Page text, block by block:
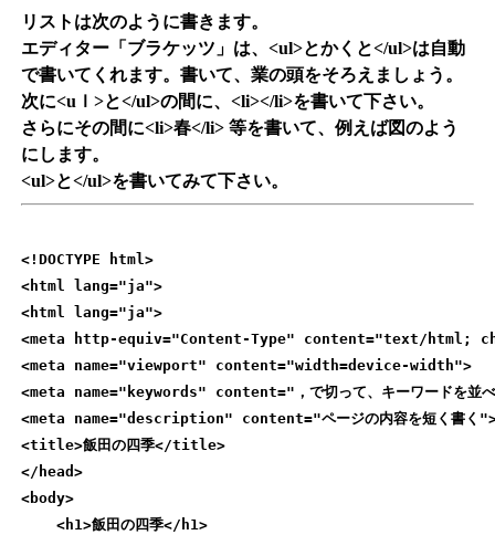
リストは次のように書きます。
エディター「ブラケッツ」は、<ul>とかくと</ul>は自動
で書いてくれます。書いて、業の頭をそろえましょう。
次に<uｌ>と</ul>の間に、<li></li>を書いて下さい。
さらにその間に<li>春</li> 等を書いて、例えば図のよう
にします。
<ul>と</ul>を書いてみて下さい。
<!DOCTYPE html>
<html lang="ja">
<html lang="ja">
<meta http-equiv="Content-Type" content="text/html;
<meta name="viewport" content="width=device-width">
<meta name="keywords" content="，で切って、キーワードを並
<meta name="description" content="ページの内容を短く書く
<title>飯田の四季</title>
</head>
<body>
    <h1>飯田の四季</h1>